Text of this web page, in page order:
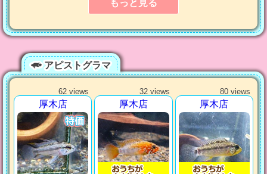
もっと見る
アピストグラマ
62 views
厚木店
32 views
厚木店
80 views
厚木店